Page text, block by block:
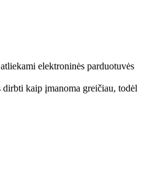
elektroninės parduotuvės
kaip įmanoma greičiau, todėl